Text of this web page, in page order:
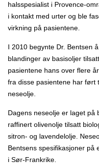
halsspesialist i Provence-
i kontakt med urter og ble
virkning på pasientene.
I 2010 begynte Dr. Bentsen
blandinger av basisoljer
pasientene hans over flere
fra disse pasientene har ført
neseolje.
Dagens neseolje er laget på
raffinert olivenolje tilsatt
sitron- og lavendelolje.
Bentsens spesifikasjoner på
i Sør-Frankrike.